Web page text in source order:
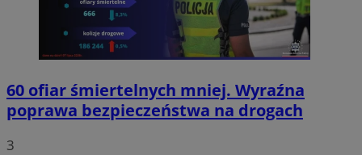
60 ofiar śmiertelnych mniej. Wyraźna
poprawa bezpieczeństwa na drogach
3